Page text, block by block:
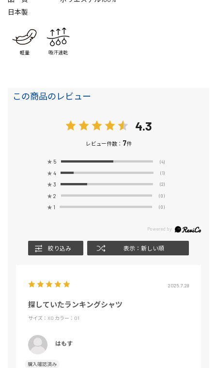
日本製
軽量 吸汗速乾
この商品のレビュー
4.3
レビュー件数： 7件
★ 5 (4)
★ 4 (1)
★ 3 (2)
★ 2 (0)
★ 1 (0)
絞り込み 表示：新しい順
2025.7.28
探していたランキングシャツ
サイズ：XO カラー：01
はもす
購入確認済み